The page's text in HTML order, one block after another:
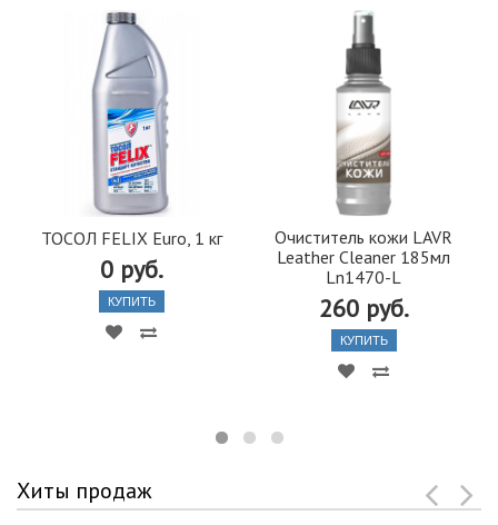
ТОСОЛ FELIX Euro, 1 кг
0 руб.
КУПИТЬ
Очиститель кожи LAVR
Leather Cleaner 185мл
Ln1470-L
260 руб.
КУПИТЬ
Хиты продаж